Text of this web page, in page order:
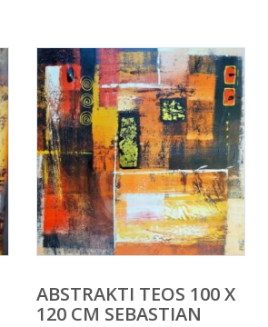
ABSTRAKTI TEOS 100 X
120 CM SEBASTIAN